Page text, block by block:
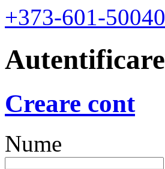
+373-601-50040
Autentificare
Creare cont
Nume